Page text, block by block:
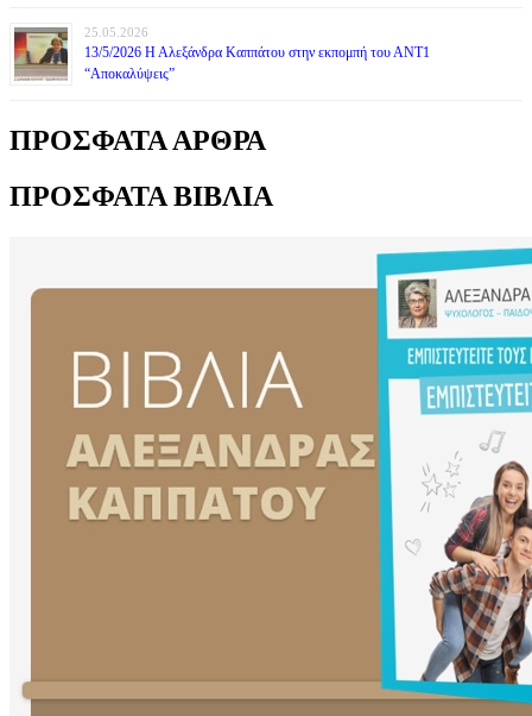
25.05.2026
13/5/2026 Η Αλεξάνδρα Καππάτου στην εκπομπή του ΑΝΤ1
“Αποκαλύψεις”
ΠΡΟΣΦΑΤΑ ΑΡΘΡΑ
ΠΡΟΣΦΑΤΑ ΒΙΒΛΙΑ